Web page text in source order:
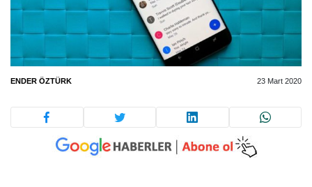
ENDER ÖZTÜRK 23 Mart 2020